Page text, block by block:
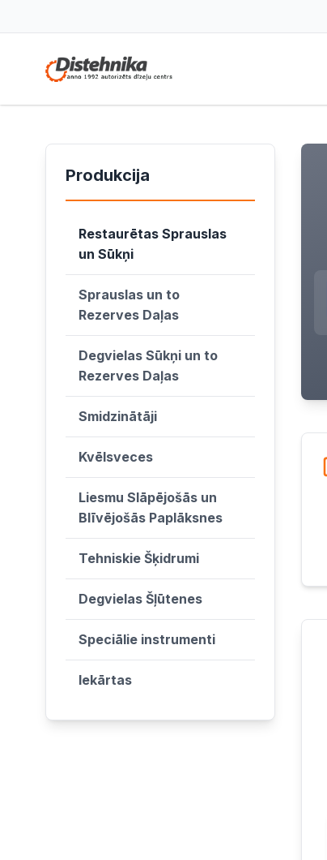
Produkcija
Restaurētas Sprauslas
un Sūkņi
Sprauslas un to
Rezerves Daļas
Degvielas Sūkņi un to
Rezerves Daļas
Smidzinātāji
Kvēlsveces
Liesmu Slāpējošās un
Blīvējošās Paplāksnes
Tehniskie Šķidrumi
Degvielas Šļūtenes
Speciālie instrumenti
Iekārtas